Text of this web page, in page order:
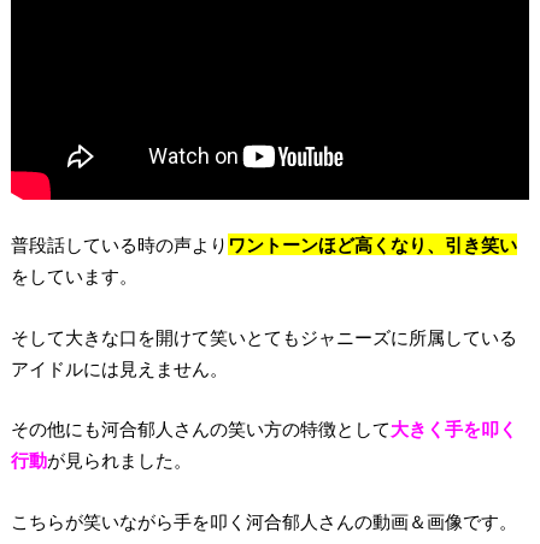
普段話している時の声より ワントーンほど高くなり、引き笑い
をしています。
そして大きな口を開けて笑いとてもジャニーズに所属している
アイドルには見えません。
その他にも河合郁人さんの笑い方の特徴として大きく手を叩く
行動が見られました。
こちらが笑いながら手を叩く河合郁人さんの動画＆画像です。